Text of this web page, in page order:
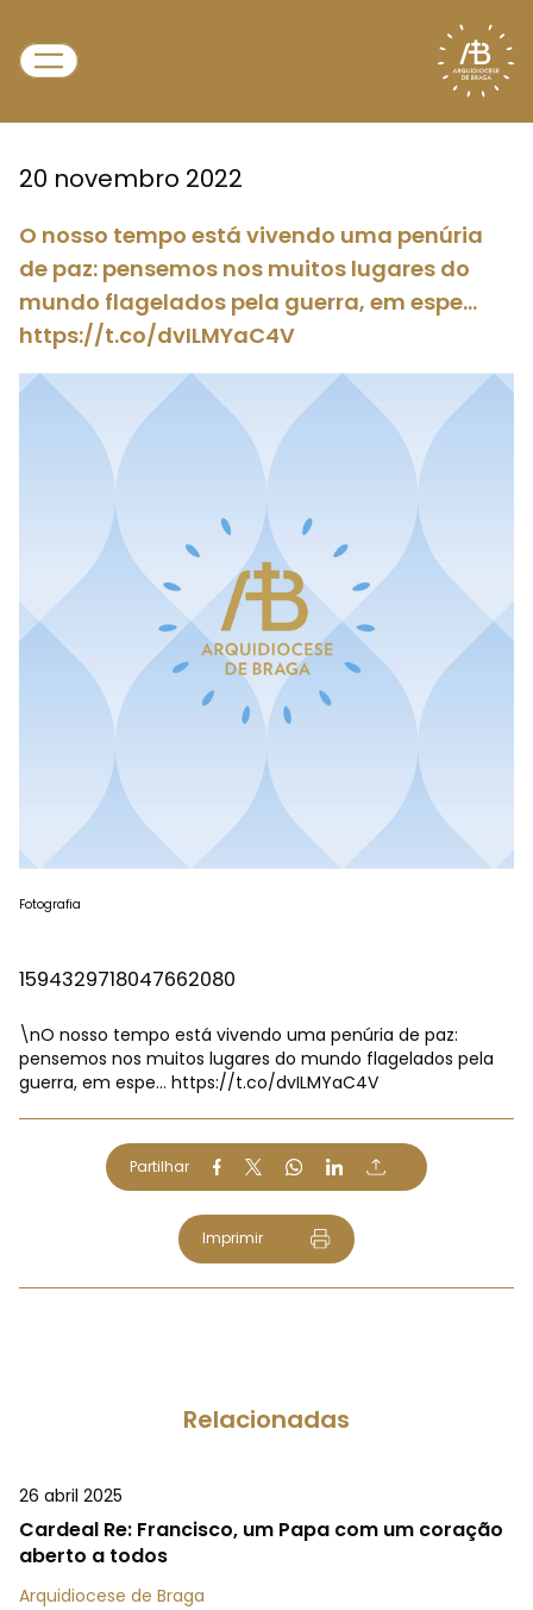
20 novembro 2022
O nosso tempo está vivendo uma penúria
de paz: pensemos nos muitos lugares do
mundo flagelados pela guerra, em espe…
https://t.co/dvILMYaC4V
Fotografia
1594329718047662080
\nO nosso tempo está vivendo uma penúria de paz:
pensemos nos muitos lugares do mundo flagelados pela
guerra, em espe… https://t.co/dvILMYaC4V
Partilhar
Imprimir
Relacionadas
26 abril 2025
Cardeal Re: Francisco, um Papa com um coração
aberto a todos
Arquidiocese de Braga